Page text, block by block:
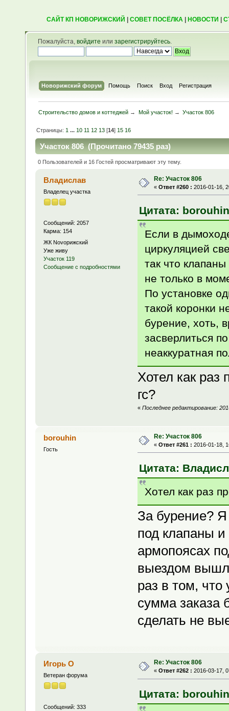
САЙТ КП НОВОРИЖСКИЙ СОВЕТ ПОСЁЛКА| НОВОСТИ
Пожалуйста, войдите или зарегистрируйтесь.
Новорижский форум Помощь Поиск Вход Регистрация
Строительство домов и коттеджей → Мой участок! → Участок 806
Страницы:1 ...10 11 12 13 [14]15 16
Участок 806 (Прочитано 79435 раз)
0 Пользователей и 16 Гостей просматривают эту тему.
Владислав
Владелец участка
Сообщений: 2057
Карма: 154
ЖК Novoрижский
Уже живу
Участок 119
Сообщение с подробностями
Re: Участок 806
« Ответ #260 : 2016-01-16,
Цитата:
Если в
циркуляцией
так что
не только в
По установке
такой коронки
бурение, хоть,
засверлиться
неаккуратная
Хотел как раз
гс?
« Последнее редактирование:
borouhin
Гость
Re: Участок 806
« Ответ #261 : 2016-01-18,
Цитата:
Хотел как раз
За бурение? Я
под клапаны
армопоясах
выездом
раз в том,
сумма заказа
сделать не
Игорь О
Ветеран форума
Сообщений: 333
Re: Участок 806
« Ответ #262 : 2016-03-17,
Цитата: